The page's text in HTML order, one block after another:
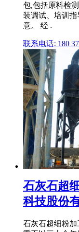
包,包括原料检
装调试、培训
意。 经 .
联系电话: 180
石灰石超
科技股份
石灰石超细粉